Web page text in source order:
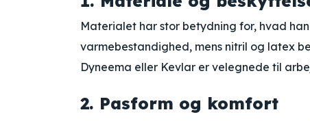
Materialet har stor betydning for, hvad
varmebestandighed, mens nitril og latex
Dyneema eller Kevlar er velegnede til
2. Pasform og komfort